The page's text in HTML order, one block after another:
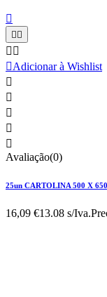

 
 
Adicionar à Wishlist





Avaliação(0)
25un CARTOLINA 500 X
16,09 €13.08 s/Iva.